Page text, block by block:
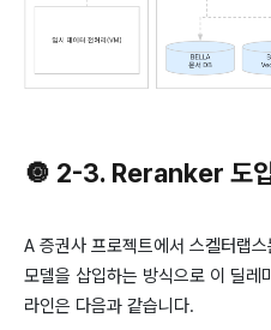
🔘 2-3. Reranker 도
A 증권사 프로젝트에서 스켈터랩
모델을 삽입하는 방식으로 이 딜레
라인은 다음과 같습니다.